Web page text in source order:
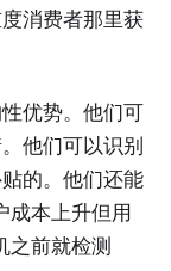
消费者那里获
优势。他们可
他们可以识别
的。他们还能
成本上升但用
之前就检测